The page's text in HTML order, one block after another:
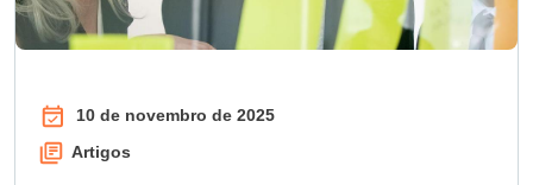
10 de novembro de 2025
Artigos